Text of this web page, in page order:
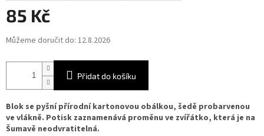
85 Kč
Měrná
cena:
Můžeme doručit do: 12.8.2026
Přidat do košíku
Blok se pyšní přírodní kartonovou obálkou, šedě probarvenou
ve vlákně. Potisk zaznamenává proměnu ve zvířátko, která je na
Šumavě neodvratitelná.